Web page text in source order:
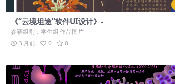
《“云境坦途”软件UI设计》-
参赛组别：学生组 作品图片
3 月前
0 0